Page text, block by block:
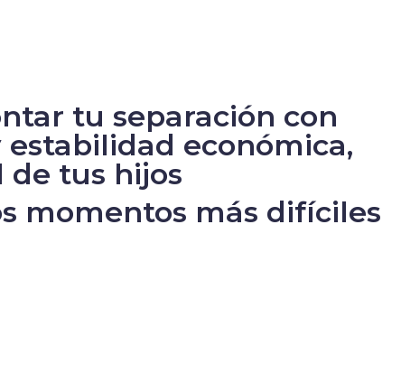
tu separación con
económica,
tus hijos
momentos más difíciles